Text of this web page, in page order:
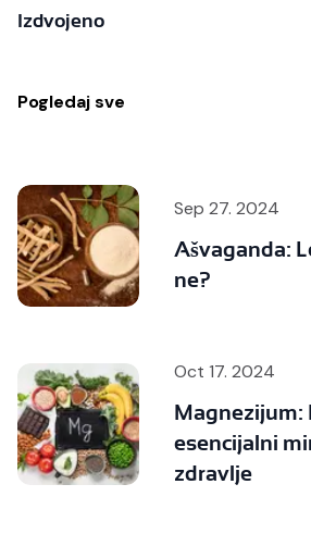
osnovu terapije dismenoreje jer […]
Izdvojeno
Pogledaj sve
Sep 27. 2024
Ašvaganda:
ne?
Oct 17. 2024
Magnezijum:
esencijalni
zdravlje